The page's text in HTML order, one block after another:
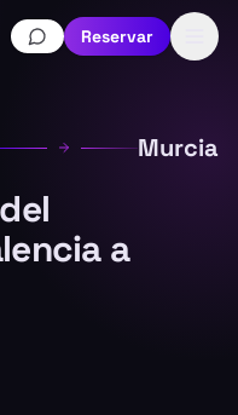
Reservar
Murcia
a